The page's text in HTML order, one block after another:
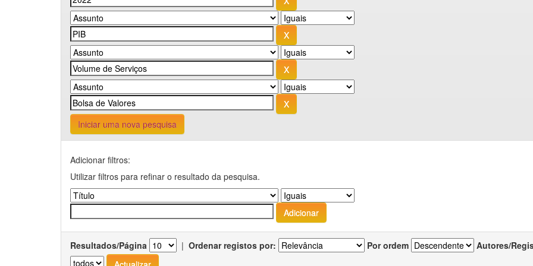
Iniciar uma nova pesquisa
Adicionar filtros:
Utilizar filtros para refinar o resultado da pesquisa.
Resultados/Página | Ordenar registos por: Por ordem Autores/